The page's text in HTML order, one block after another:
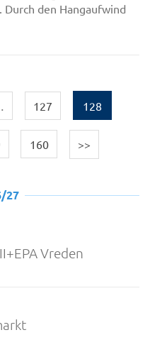
den Hangaufwind
127 128
160 >>
27
Vreden